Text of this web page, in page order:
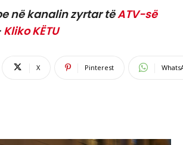
në kanalin zyrtar tëATV-së
Kliko KËTU
X Pinterest